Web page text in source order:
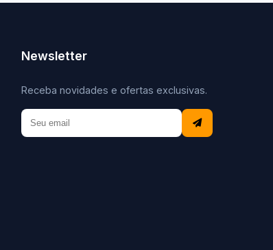
Newsletter
Receba novidades e ofertas exclusivas.